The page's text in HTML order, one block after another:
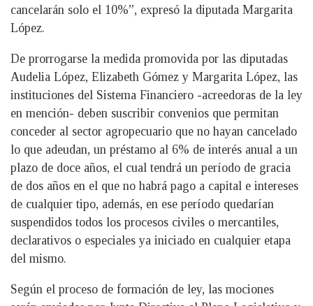
cancelarán solo el 10%”, expresó la diputada Margarita
López.
De prorrogarse la medida promovida por las diputadas
Audelia López, Elizabeth Gómez y Margarita López, las
instituciones del Sistema Financiero -acreedoras de la ley
en mención- deben suscribir convenios que permitan
conceder al sector agropecuario que no hayan cancelado
lo que adeudan, un préstamo al 6% de interés anual a un
plazo de doce años, el cual tendrá un período de gracia
de dos años en el que no habrá pago a capital e intereses
de cualquier tipo, además, en ese período quedarían
suspendidos todos los procesos civiles o mercantiles,
declarativos o especiales ya iniciado en cualquier etapa
del mismo.
Según el proceso de formación de ley, las mociones